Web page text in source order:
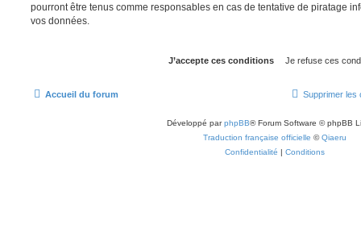
pourront être tenus comme responsables en cas de tentative de piratage
vos données.
Accueil du forum Supprimer les
Développé parphpBB® Forum Software © phpBB
Traduction française officielle ©Qiaeru
Confidentialité | Conditions